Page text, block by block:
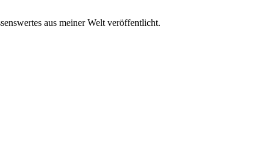
aus meiner Welt veröffentlicht.